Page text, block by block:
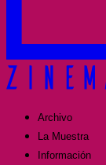
Archivo
La Muestra
Información